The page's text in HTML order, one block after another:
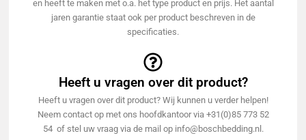
en heeft te maken met o.a. het type product en prijs. Het aantal
jaren garantie staat ook per product beschreven in de
specificaties.
Heeft u vragen over dit product?
Heeft u vragen over dit product? Wij kunnen u verder helpen!
Neem contact op met ons hoofdkantoor via +31(0)85 773 52
54 of stel uw vraag via de mail op info@boschbedding.nl.